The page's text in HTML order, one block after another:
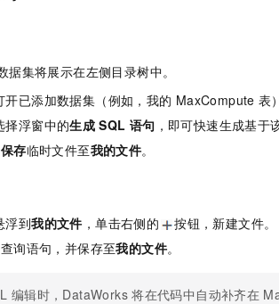
集将展示在左侧目录树中。
已添加数据集（例如，我的 MaxCompute 表
择浮窗中的生成 SQL 语句 ，即可快速生成基于
保存临时文件至我的文件。
浮到我的文件 ，单击右侧的
按钮，新建文件。
查询语句，并保存至我的文件。
编辑时，DataWorks 将在代码中自动补齐在